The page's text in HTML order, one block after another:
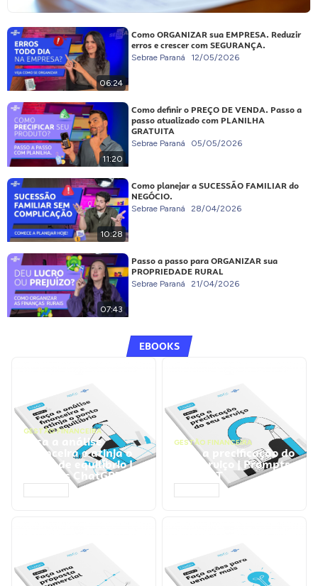
06:24
Como ORGANIZAR sua EMPRESA. Reduzir
erros e crescer com SEGURANÇA.
Sebrae Paraná 12/05/2026
11:20
Como definir o PREÇO DE VENDA. Passo a
passo atualizado com PLANILHA
GRATUITA
Sebrae Paraná 05/05/2026
10:28
Como planejar a SUCESSÃO FAMILIAR do
NEGÓCIO.
Sebrae Paraná 28/04/2026
07:43
Passo a passo para ORGANIZAR sua
PROPRIEDADE RURAL
Sebrae Paraná 21/04/2026
EBOOKS
GESTÃO FINANCEIRA
Faça a análise
financeira e atinja o
ponto de equilíbrio |
Prompts ChatGPT
GESTÃO FINANCEIRA
Faça a precificação do
seu serviço | Prompts
ChatGPT